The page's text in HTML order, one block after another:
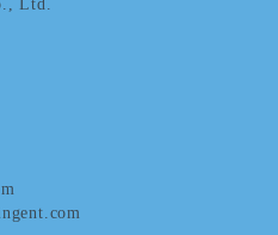
Ltd.